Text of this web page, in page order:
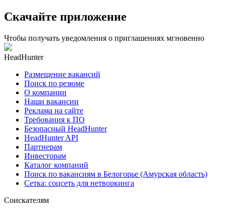
Скачайте приложение
Чтобы получать уведомления о приглашениях мгновенно
HeadHunter
Размещение вакансий
Поиск по резюме
О компании
Наши вакансии
Реклама на сайте
Требования к ПО
Безопасный HeadHunter
HeadHunter API
Партнерам
Инвесторам
Каталог компаний
Поиск по вакансиям в Белогорье (Амурская область)
Сетка: соцсеть для нетворкинга
Соискателям